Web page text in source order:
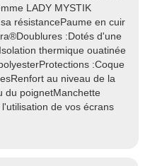
LADY MYSTIK
résistancePaume en cuir
:Dotés d'une
thermique ouatinée
:Coque
au niveau de la
du poignetManchette
de vos écrans